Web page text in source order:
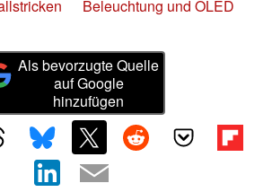
Beleuchtung und OLED
Als bevorzugte Quelle
auf Google
hinzufügen